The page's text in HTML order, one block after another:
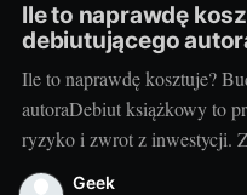
Ile to naprawdę
debiutującego
Ile to naprawdę kosztuje?
autoraDebiut książkowy to
ryzyko i zwrot z inwestycji.
wydać książkę, policz
Geek